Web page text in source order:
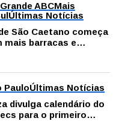
Grande ABCMais
Últimas Notícias
São Caetano começa
mais barracas e
e atrações
PauloÚltimas Notícias
divulga calendário do
para o primeiro